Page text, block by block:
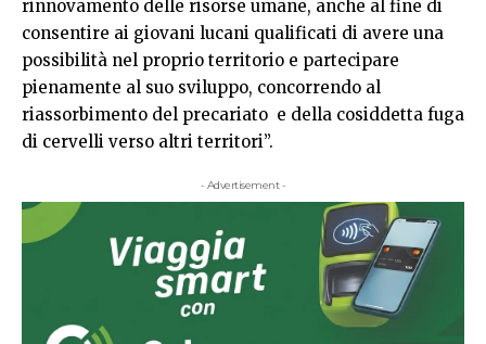
rinnovamento delle risorse umane, anche al fine di
consentire ai giovani lucani qualificati di avere una
possibilità nel proprio territorio e partecipare
pienamente al suo sviluppo, concorrendo al
riassorbimento del precariato e della cosiddetta fuga
di cervelli verso altri territori”.
- Advertisement -